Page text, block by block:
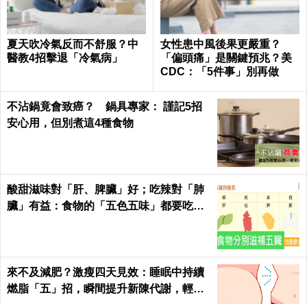
夏天吹冷氣反而不舒服？中
醫教4招擊退「冷氣病」
女性患中風後果更嚴重？
「偏頭痛」是關鍵預兆？美
CDC：「5件事」別再做
不沾鍋竟會致癌？ 鍋具專家： 謹記5招
安心用，但別煮這4種食物
酸甜滋味對「肝、脾臟」好；吃辣對「肺
臟」有益：食物的「五色五味」都要吃，
來不及減肥？激瘦四天見效：睡眠中持續
燃脂「五」招，瞬間提升新陳代謝，輕鬆